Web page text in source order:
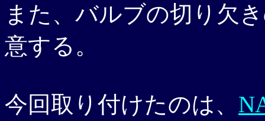
また、バルブの切り欠
意する。
今回取り付けたのは、